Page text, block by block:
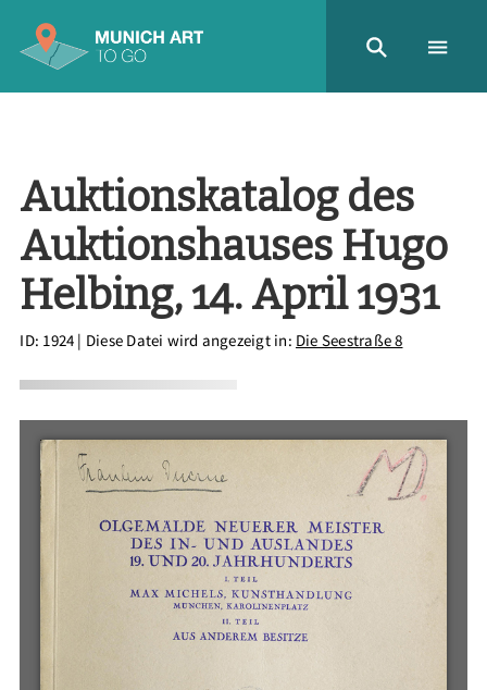
Auktionskatalog des
Auktionshauses Hugo
Helbing, 14. April 1931
ID: 1924 | Diese Datei wird angezeigt in: Die Seestraße 8